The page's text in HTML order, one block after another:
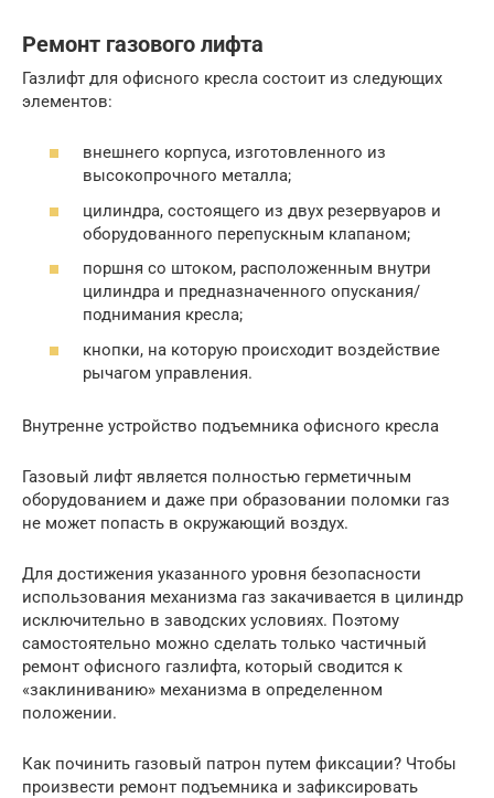
Ремонт газового лифта
Газлифт для офисного кресла состоит из следующих
элементов:
внешнего корпуса, изготовленного из
высокопрочного металла;
цилиндра, состоящего из двух резервуаров и
оборудованного перепускным клапаном;
поршня со штоком, расположенным внутри
цилиндра и предназначенного опускания/
поднимания кресла;
кнопки, на которую происходит воздействие
рычагом управления.
Внутренне устройство подъемника офисного кресла
Газовый лифт является полностью герметичным
оборудованием и даже при образовании поломки газ
не может попасть в окружающий воздух.
Для достижения указанного уровня безопасности
использования механизма газ закачивается в цилиндр
исключительно в заводских условиях. Поэтому
самостоятельно можно сделать только частичный
ремонт офисного газлифта, который сводится к
«заклиниванию» механизма в определенном
положении.
Как починить газовый патрон путем фиксации? Чтобы
произвести ремонт подъемника и зафиксировать